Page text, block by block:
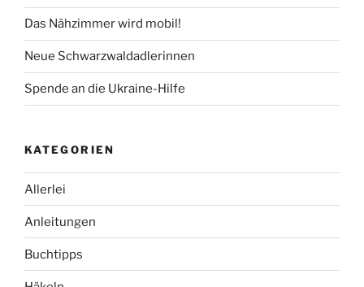
Das Nähzimmer wird mobil!
Neue Schwarzwaldadlerinnen
Spende an die Ukraine-Hilfe
KATEGORIEN
Allerlei
Anleitungen
Buchtipps